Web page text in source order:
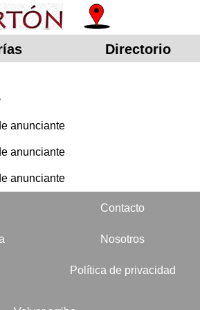
Directorio
Contacto
Nosotros
Política de privacidad